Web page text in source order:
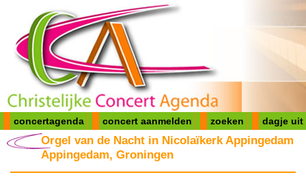
concertagenda concert aanmelden zoeken dagje uit
Orgel van de Nacht in Nicolaïkerk Appingedam
Appingedam, Groningen